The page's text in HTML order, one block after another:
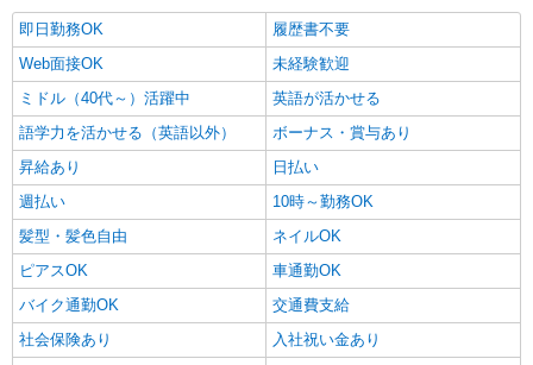
即日勤務OK
履歴書不要
Web面接OK
未経験歓迎
ミドル（40代～）活躍中
英語が活かせる
語学力を活かせる（英語以外）
ボーナス・賞与あり
昇給あり
日払い
週払い
10時～勤務OK
髪型・髪色自由
ネイルOK
ピアスOK
車通勤OK
バイク通勤OK
交通費支給
社会保険あり
入社祝い金あり